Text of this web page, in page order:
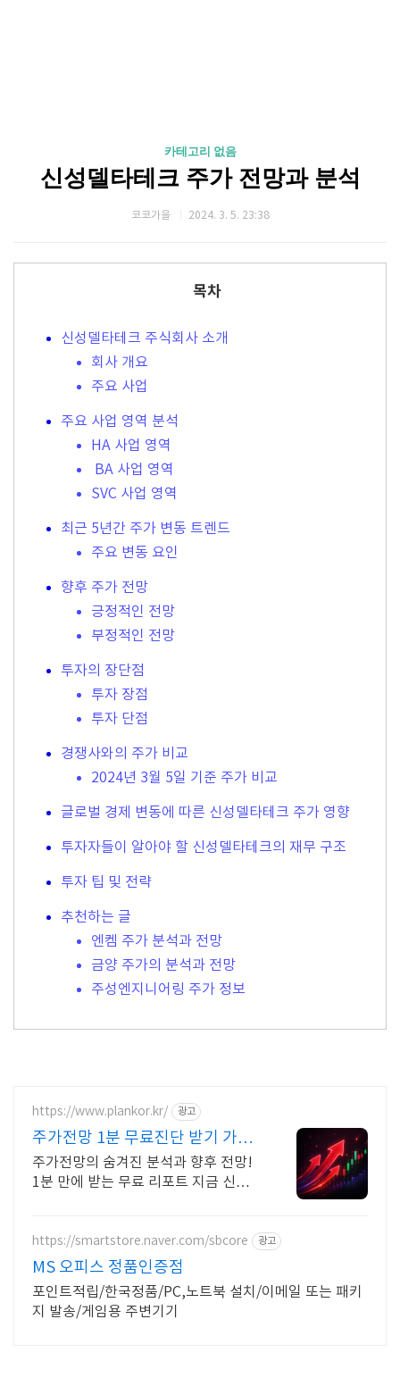
카테고리 없음
신성델타테크 주가 전망과 분석
코코가을 2024. 3. 5. 23:38
목차
신성델타테크 주식회사 소개
회사 개요
주요 사업
주요 사업 영역 분석
HA 사업 영역
BA 사업 영역
SVC 사업 영역
최근 5년간 주가 변동 트렌드
주요 변동 요인
향후 주가 전망
긍정적인 전망
부정적인 전망
투자의 장단점
투자 장점
투자 단점
경쟁사와의 주가 비교
2024년 3월 5일 기준 주가 비교
글로벌 경제 변동에 따른 신성델타테크 주가 영향
투자자들이 알아야 할 신성델타테크의 재무 구조
투자 팁 및 전략
추천하는 글
엔켐 주가 분석과 전망
금양 주가의 분석과 전망
주성엔지니어링 주가 정보
https://www.plankor.kr/ 광고
주가전망 1분 무료진단 받기 가입
즉시 무료리포트 100%
주가전망의 숨겨진 분석과 향후 전망!
1분 만에 받는 무료 리포트 지금 신청
https://smartstore.naver.com/sbcore 광고
MS 오피스 정품인증점
포인트적립/한국정품/PC,노트북 설치/이메일 또는 패키
지 발송/게임용 주변기기